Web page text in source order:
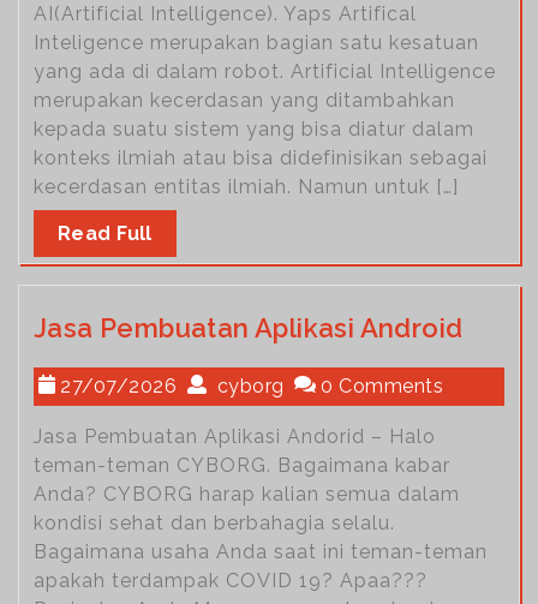
AI(Artificial Intelligence). Yaps Artifical
Inteligence merupakan bagian satu kesatuan
yang ada di dalam robot. Artificial Intelligence
merupakan kecerdasan yang ditambahkan
kepada suatu sistem yang bisa diatur dalam
konteks ilmiah atau bisa didefinisikan sebagai
kecerdasan entitas ilmiah. Namun untuk […]
Read Full
Jasa Pembuatan Aplikasi Android
27/07/2026 cyborg 0 Comments
Jasa Pembuatan Aplikasi Andorid – Halo
teman-teman CYBORG. Bagaimana kabar
Anda? CYBORG harap kalian semua dalam
kondisi sehat dan berbahagia selalu.
Bagaimana usaha Anda saat ini teman-teman
apakah terdampak COVID 19? Apaa???